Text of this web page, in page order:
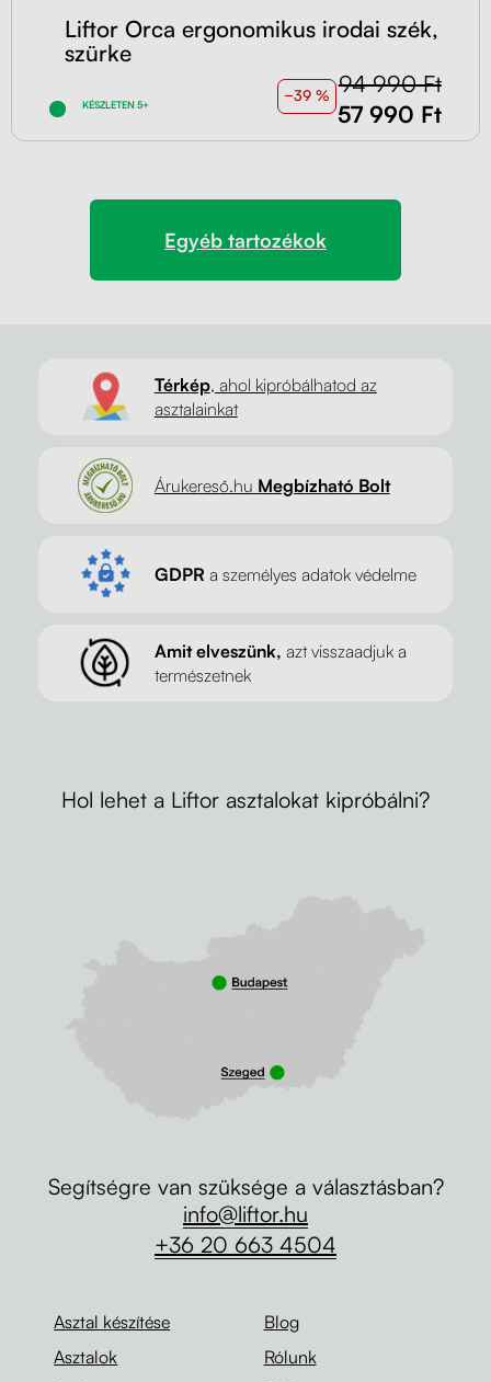
Liftor Orca ergonomikus irodai szék,
szürke
KÉSZLETEN 5+
−39 % 94 990 Ft
57 990 Ft
Egyéb tartozékok
Térkép, ahol kipróbálhatod az
asztalainkat
Árukereső.hu Megbízható Bolt
GDPR a személyes adatok védelme
Amit elveszünk, azt visszaadjuk a
természetnek
Hol lehet a Liftor asztalokat kipróbálni?
Asztal készítése
Asztalok
Blog
Rólunk
Segítségre van szüksége a választásban?
info@liftor.hu
+36 20 663 4504